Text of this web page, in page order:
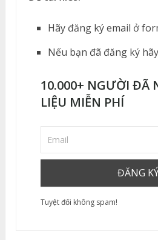
Hãy đăng ký email ở
Nếu bạn đã đăng ký
10.000+ NGƯỜI ĐÃ
LIỆU MIỄN PHÍ
Tuyệt đối không spam!